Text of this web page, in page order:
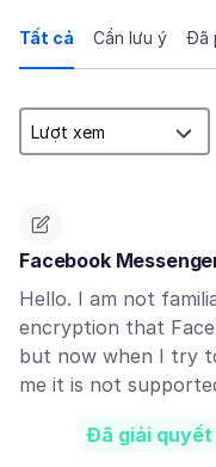
Tất cả Cần lưu ý Đã
Facebook
Hello. I am not
encryption that
but now when I try
me it is not
Đã giải quyết